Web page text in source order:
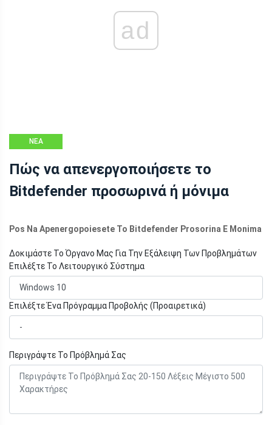
ad
ΝΈΑ
Πώς να απενεργοποιήσετε το
Bitdefender προσωρινά ή μόνιμα
Pos Na Apenergopoiesete To Bitdefender Prosorina E Monima
Δοκιμάστε Το Όργανο Μας Για Την Εξάλειψη Των Προβλημάτων
Επιλέξτε Το Λειτουργικό Σύστημα
Επιλέξτε Ένα Πρόγραμμα Προβολής (Προαιρετικά)
Περιγράψτε Το Πρόβλημά Σας